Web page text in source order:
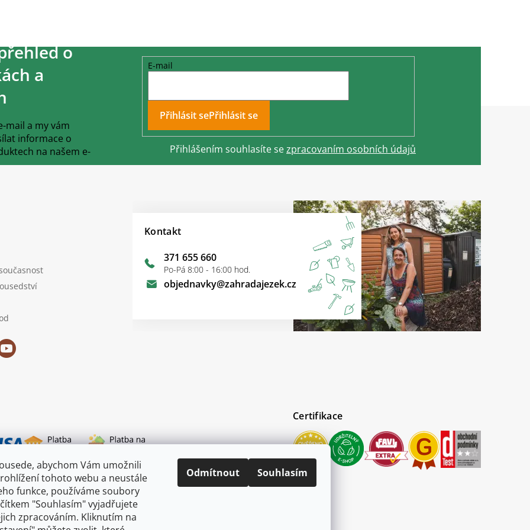
abychom Vám umožnili
tohoto webu a neustále
funkce, používáme soubory
"Souhlasím" vyjadřujete
zpracováním. Kliknutím na
Odmítnout Souhlasím
o
a
mail a my vám
informace o
na našem e-
E-mail
Přihlásit se
Přihlášením souhlasíte sezpracovaním osobních údajů
Kontakt
objednavky@zahradajezek.cz
371 655 660
Po-Pá 8:00 - 16:00 hod.
dopravy
Certifikace